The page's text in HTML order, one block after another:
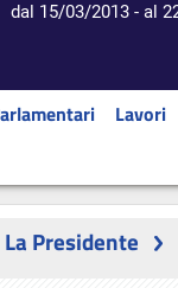
dal 15/03/2013 - al
Lavori
La Presidente